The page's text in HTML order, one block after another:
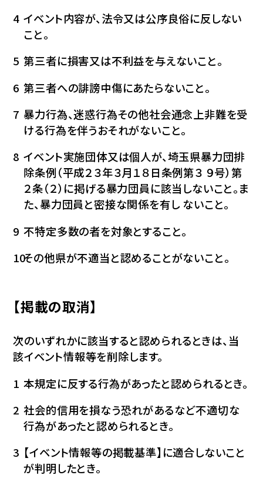
イベント内容が、法令又は公序良俗に反しない
こと。
第三者に損害又は不利益を与えないこと。
第三者への誹謗中傷にあたらないこと。
暴力行為、迷惑行為その他社会通念上非難を受
ける行為を伴うおそれがないこと。
イベント実施団体又は個人が、埼玉県暴力団排
除条例（平成２３年３月１８日条例第３ ９号）第
２条（２）に掲げる暴力団員に該当しないこと。ま
た、暴力団員と密接な関係を有し ないこと。
不特定多数の者を対象とすること。
その他県が不適当と認めることがないこと。
【掲載の取消】
次のいずれかに該当すると認められるときは、当
該イベント情報等を削除します。
本規定に反する行為があったと認められるとき。
社会的信用を損なう恐れがあるなど不適切な
行為があったと認められるとき。
【イベント情報等の掲載基準】に適合しないこと
が判明したとき。